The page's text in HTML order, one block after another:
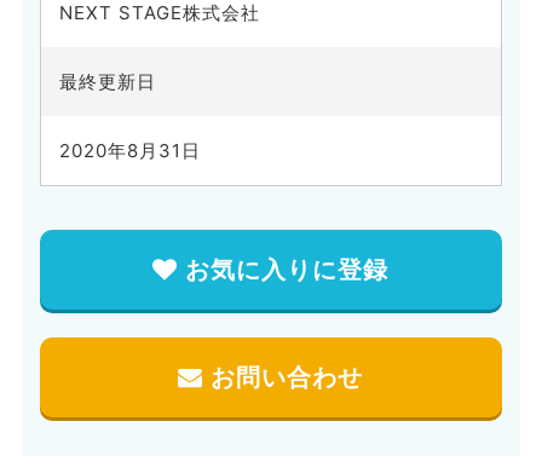
NEXT STAGE株式会社
最終更新日
2020年8月31日
お気に入りに登録
お問い合わせ